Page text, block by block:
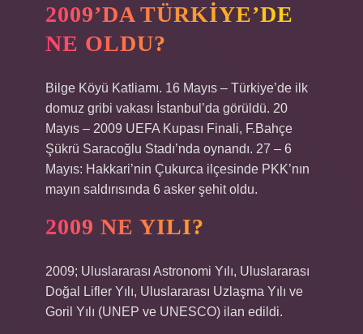
2009’DA TÜRKIYE’DE
NE OLDU?
Bilge Köyü Katliamı. 16 Mayıs – Türkiye’de ilk
domuz gribi vakası İstanbul’da görüldü. 20
Mayıs – 2009 UEFA Kupası Finali, F.Bahçe
Şükrü Saracoğlu Stadı’nda oynandı. 27 – 6
Mayıs: Hakkari’nin Çukurca ilçesinde PKK’nın
mayın saldırısında 6 asker şehit oldu.
2009 NE YILI?
2009; Uluslararası Astronomi Yılı, Uluslararası
Doğal Lifler Yılı, Uluslararası Uzlaşma Yılı ve
Goril Yılı (UNEP ve UNESCO) ilan edildi.